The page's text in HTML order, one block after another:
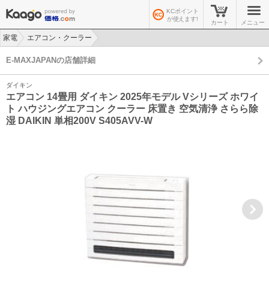
KCポイント
が使えます!
カート メニュー
家電
エアコン・クーラー
E-MAXJAPANの店舗詳細
ダイキン
エアコン 14畳用 ダイキン 2025年モデル Vシリーズ ホワイ
ト ハウジングエアコン クーラー 床置き 空気清浄 さらら除
湿 DAIKIN 単相200V S405AVV-W